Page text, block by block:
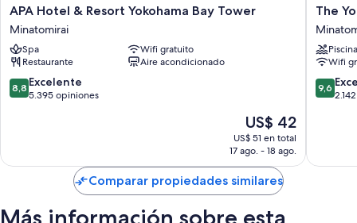
Los huéspedes dejan muy buenas opiniones sobre la atención del
personal y la ubicación
Características de las habitaciones
Las 594 habitaciones proporcionan comodidades como espacios para
trabajar con laptops y aire acondicionado. Además, brindan servicios
como wifi gratis y oficinas. Los huéspedes dejan muy buenas opiniones
sobre la limpieza de las habitaciones en esta propiedad.
También se incluyen los siguientes beneficios adicionales en todas las
habitaciones:
Café instantáneo/té gratis y teteras/pavas eléctricas
Baños con cabezales de ducha tipo lluvia y excusados o inodoros
APA
Hotel
&
Resort
Yokohama
Bay
Tower
APA Hotel & Resort Yokohama Bay Tower
Minatomirai
Spa
Wifi gratuito
Restaurante
Aire acondicionado
8.8
de
8,8 Excelente
5.395 opiniones
El
precio
actual
de
US$ 42
US$ 42
US$ 51 en total
17 ago. - 18 ago.
The
Bay
Hotel
Tokyu
The
Piscina
Wifi
9.6
de
9,6
Comparar propiedades similares
Más información sobre esta